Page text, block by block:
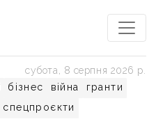
бізнес війна
гранти
спецпроєкти
субота, 8 серпня 2026 р.